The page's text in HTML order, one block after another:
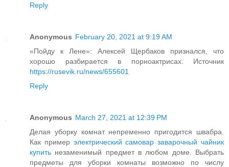
Reply
Anonymous February 20, 2021 at 9:19 AM
«Пойду к Лене»: Алексей Щербаков признался, что
хорошо разбирается в порноактрисах. Источник
https://rusevik.ru/news/655601
Reply
Anonymous March 27, 2021 at 12:39 PM
Делая уборку комнат непременно пригодится швабра.
Как пример электрический самовар заварочный чайник
купить незаменимый предмет в любом доме. Выбрать
предметы для уборки комнаты возможно по числу